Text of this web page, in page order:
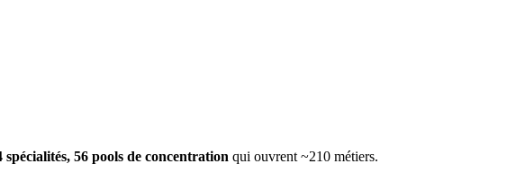
spécialités, 56 pools de concentration qui ouvrent ~210 métiers.